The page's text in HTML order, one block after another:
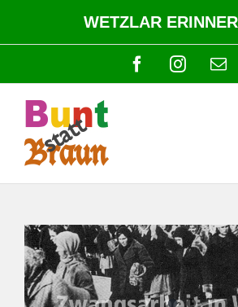
springen
WETZLAR
Facebook
E-